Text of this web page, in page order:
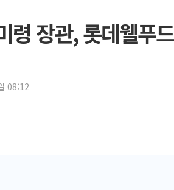
'변기 수리'
워트, 상반기
프롬바이
NH농협생
랩지노믹
보로노이,
푸본현대
교보생명,
장관, 롯데웰푸
08:12